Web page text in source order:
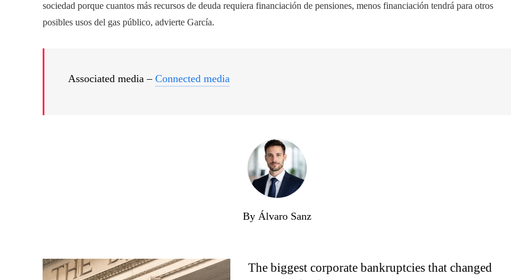
sociedad porque cuantos más recursos de deuda requiera financiación de pensiones, menos financiación tendrá para otros
posibles usos del gas público, advierte García.
Associated media – Connected media
By Álvaro Sanz
The biggest corporate bankruptcies that changed